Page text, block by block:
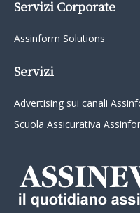
Servizi Corporate
Assinform Solutions
Servizi
Advertising sui canali
Scuola Assicurativa